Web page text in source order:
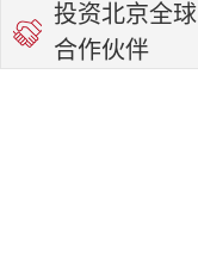
投资北京全球
合作伙伴